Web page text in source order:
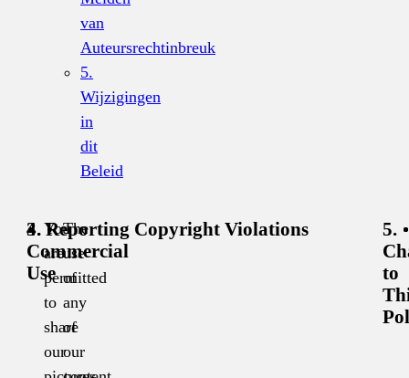
van
Auteursrechtinbreuk
5.
Wijzigingen
in
dit
Beleid
You
are
permitted
to
share
our
3.
Commercial
Use
The
use
of
any
of
our
4. Reporting Copyright Violations
5.
to